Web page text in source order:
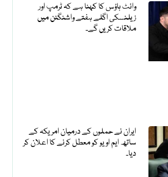
وائٹ ہاؤس کا کہنا ہے کہ ٹرمپ اور
زیلنسکی اگلے ہفتے واشنگٹن میں
ملاقات کریں گے۔
ایران نے حملوں کے درمیان امریکہ کے
ساتھ ایم او یو کو معطل کرنے کا اعلان کر
دیا۔